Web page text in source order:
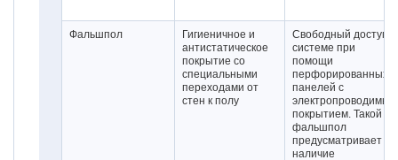
Фальшпол
Гигиеничное и
антистатическое
покрытие со
специальными
переходами от
стен к полу
Свободный доступ к
системе при
помощи
перфорированных
панелей с
электропроводимым
покрытием. Такой
фальшпол
предусматривает
наличие